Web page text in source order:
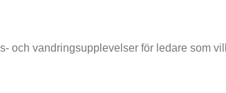
och vandringsupplevelser för ledare som